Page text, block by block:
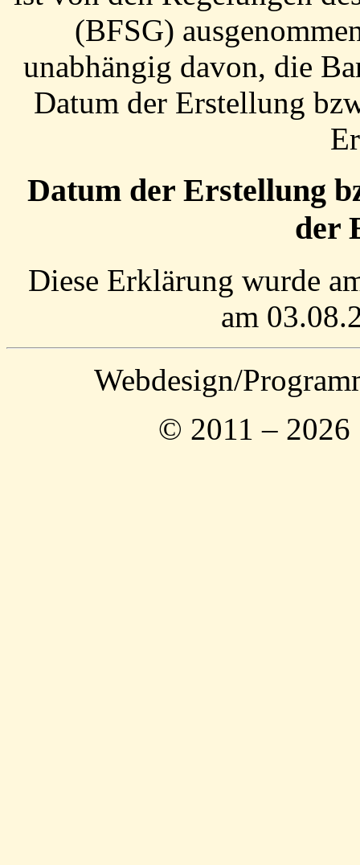
(BFSG)
unabhängig davon, die
Datum der Erstellung
Datum der Erstellung
der
Diese Erklärung wurde
am
Webdesign/
© 2011 – 2026